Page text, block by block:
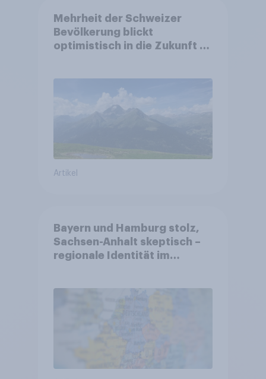
Mehrheit der Schweizer
Bevölkerung blickt
optimistisch in die Zukunft –
Altersvorsorge
Artikel
Bayern und Hamburg stolz,
Sachsen-Anhalt skeptisch –
regionale Identität im